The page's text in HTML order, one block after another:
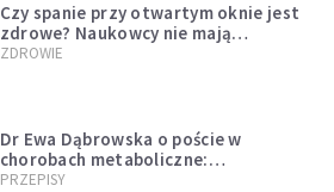
Czy spanie przy otwartym oknie jest
zdrowe? Naukowcy nie mają
wątpliwości
ZDROWIE
Dr Ewa Dąbrowska o poście w
chorobach metaboliczne:
niedoczynność tarczycy ustępuje
PRZEPISY